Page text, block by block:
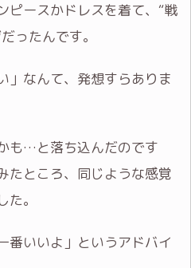
ピースかドレスを着て、“戦
ったんです。
」なんて、発想すらありま
も…と落ち込んだのです
たところ、同じような感覚
。
番いいよ」というアドバイ